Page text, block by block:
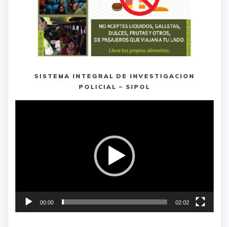
SISTEMA INTEGRAL DE INVESTIGACION
POLICIAL – SIPOL
00:00 02:02